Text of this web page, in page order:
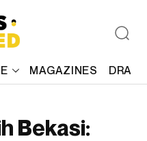
MAGAZINES
Bekasi: